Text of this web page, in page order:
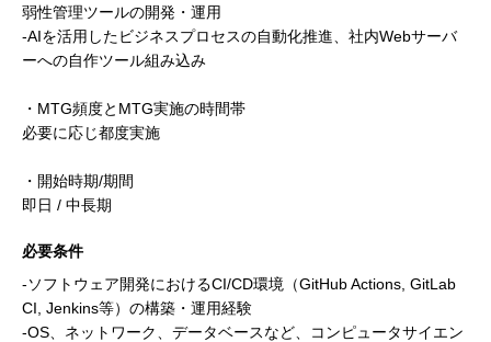
弱性管理ツールの開発・運用
-AIを活用したビジネスプロセスの自動化推進、社内Webサーバ
ーへの自作ツール組み込み
・MTG頻度とMTG実施の時間帯
必要に応じ都度実施
・開始時期/期間
即日 / 中長期
必要条件
-ソフトウェア開発におけるCI/CD環境（GitHub Actions, GitLab
CI, Jenkins等）の構築・運用経験
-OS、ネットワーク、データベースなど、コンピュータサイエン